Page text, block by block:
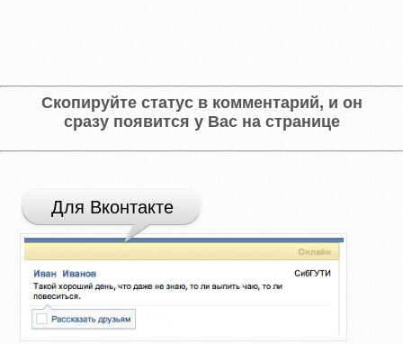
Скопируйте статус в комментарий, и он
сразу появится у Вас на странице
Для Вконтакте